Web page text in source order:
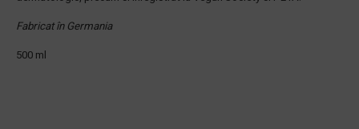
Fabricat în Germania
500 ml